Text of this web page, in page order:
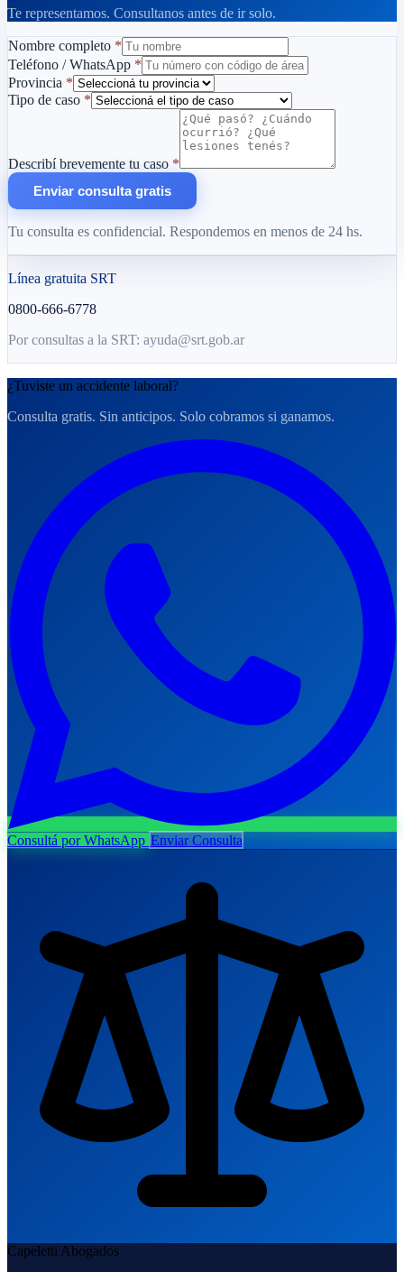
Te representamos. Consultanos antes de ir solo.
Nombre completo *
Teléfono / WhatsApp *
Provincia *
Tipo de caso *
Describí brevemente tu caso *
Enviar consulta gratis
Tu consulta es confidencial. Respondemos en menos de 24 hs.
Línea gratuita SRT
0800-666-6778
Por consultas a la SRT: ayuda@srt.gob.ar
¿Tuviste un accidente laboral?
Consulta gratis. Sin anticipos. Solo cobramos si ganamos.
Consultá por WhatsApp Enviar Consulta
Capeletti Abogados